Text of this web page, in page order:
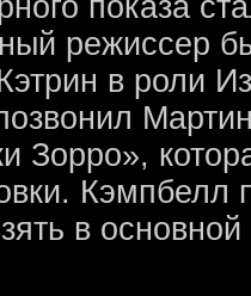
показа
режиссер
в роли
Зорро»,
Кэмпбелл
в основной